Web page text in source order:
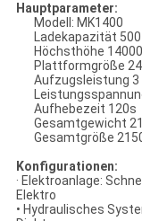
Hauptparameter:
Modell: MK1400
Ladekapazität 500
Höchsthöhe
Plattformgröße
Aufzugsleistung 3
Aufhebezeit 120s
Gesamtgewicht
Gesamtgröße
Konfigurationen:
· Elektroanlage:
Elektro
• Hydraulisches